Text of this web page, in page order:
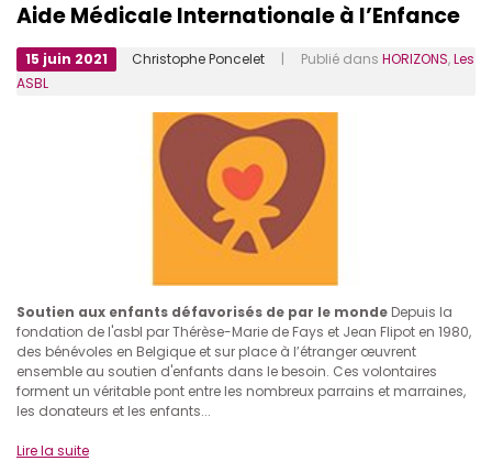
Aide Médicale Internationale à l’Enfance
15 juin 2021 Christophe Poncelet | Publié dans HORIZONS,Les
ASBL
Soutien aux enfants défavorisés de par le monde Depuis la
fondation de l'asbl par Thérèse-Marie de Fays et Jean Flipot en 1980,
des bénévoles en Belgique et sur place à l’étranger œuvrent
ensemble au soutien d'enfants dans le besoin. Ces volontaires
forment un véritable pont entre les nombreux parrains et marraines,
les donateurs et les enfants...
Lire la suite